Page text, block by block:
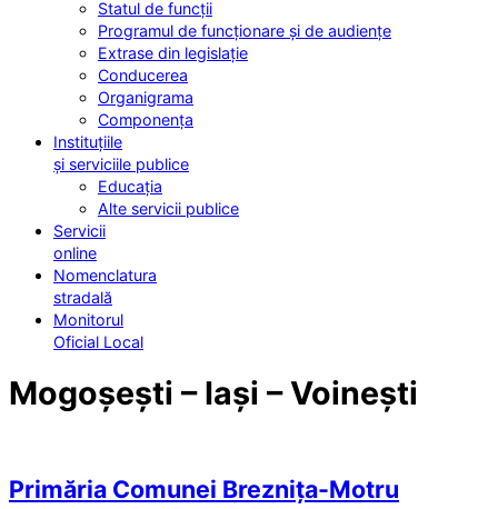
Statul de funcții
Programul de funcționare și de audiențe
Extrase din legislație
Conducerea
Organigrama
Componența
Instituțiile
și serviciile publice
Educația
Alte servicii publice
Servicii
online
Nomenclatura
stradală
Monitorul
Oficial Local
Mogoșești – Iași – Voinești
Primăria Comunei Breznița-Motru